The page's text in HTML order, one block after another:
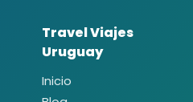
Travel Viajes
Uruguay
Inicio